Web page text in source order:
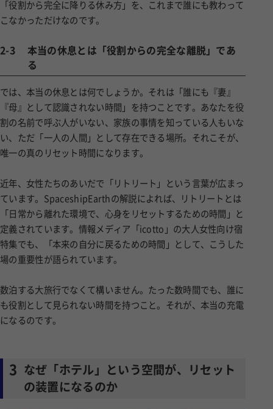
「役割から完全に降りる休み方」を、これまで誰にも教わって
こなかっただけなのです。
2-3
本当の休息とは「役割からの完全な離脱」であ
る
では、本当の休息とは何でしょうか。それは「誰にも『妻』
『母』として認識されない時間」を持つことです。あなたを役
割の名前で呼ぶ人がいない、家族の事情を知っている人もいな
い、ただ「一人の人間」として存在できる場所。それこそが、
唯一の真のリセット時間になります。
近年、女性たちのあいだで「リトリート」という言葉が広まっ
ています。SpaceshipEarthの解説によれば、リトリートとは
「日常から離れた環境で、心身をリセットするための時間」と
定義されています。情報メディア「icotto」の大人女性向け宿
特集でも、「本来の自分に戻るための時間」として、こうした
場の重要性が語られています。
数泊する大旅行でなくて構いません。たった数時間でも、誰に
も役割として見られない時間を持つこと。それが、本当の充電
になるのです。
3
なぜ「ホテル」という空間が、リセット
の装置になるのか